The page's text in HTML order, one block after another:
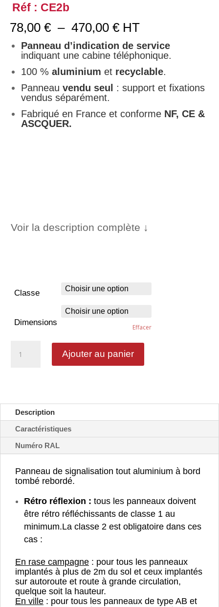
Réf : CE2b
78,00€ – 470,00€Plage
de
prix :
78,00 €
à
470,00 €
HT
Panneau d’indication de service
indiquant une cabine téléphonique.
100 %aluminiumet recyclable.
Panneau vendu seul
: support et fixations
vendus séparément.
Fabriqué en France et conforme NF, CE &
ASCQUER.
Voir la description complète ↓
Classe
Dimensions
Effacer
de
CE2b
Ajouter au panier
Description
Caractéristiques
Numéro RAL
Panneau de signalisation tout aluminium à bord
tombé rebordé.
Rétro réflexion : tous les panneaux doivent
être rétro réfléchissants de classe 1 au
minimum.La classe 2 est obligatoire dans ces
cas :
En rase campagne : pour tous les panneaux
implantés à plus de 2m du sol et ceux implantés
sur autoroute et route à grande circulation,
quelque soit la hauteur.
En ville : pour tous les panneaux de type AB et